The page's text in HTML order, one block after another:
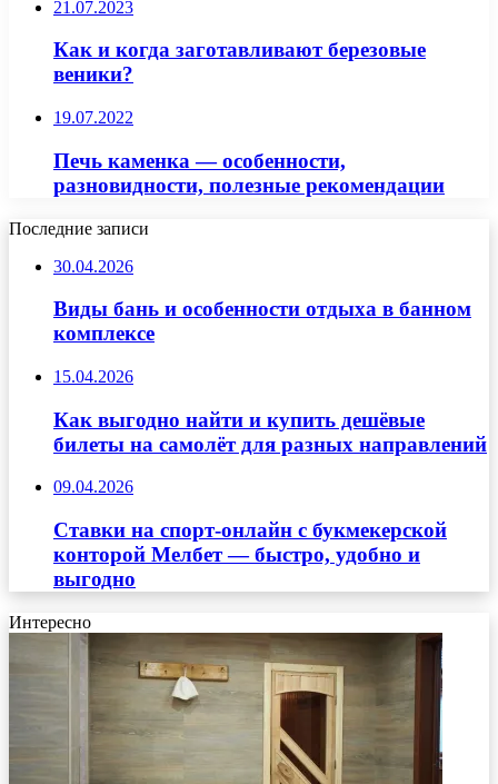
21.07.2023
Как и когда заготавливают березовые
веники?
19.07.2022
Печь каменка — особенности,
разновидности, полезные рекомендации
Последние записи
30.04.2026
Виды бань и особенности отдыха в банном
комплексе
15.04.2026
Как выгодно найти и купить дешёвые
билеты на самолёт для разных направлений
09.04.2026
Ставки на спорт-онлайн с букмекерской
конторой Мелбет — быстро, удобно и
выгодно
Интересно